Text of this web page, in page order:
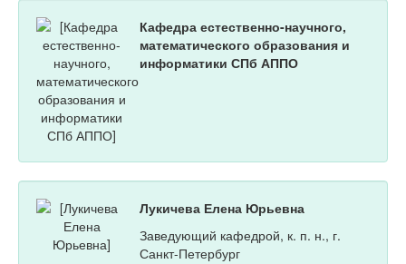
Кафедра естественно-научного,
математического образования и
информатики СПб АППО
Лукичева Елена Юрьевна
Заведующий кафедрой, к. п. н., г.
Санкт-Петербург